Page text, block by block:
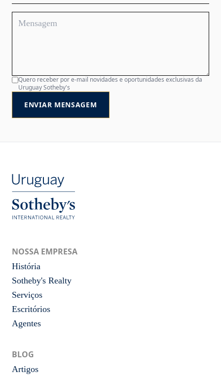
Quero receber por e-mail novidades e oportunidades exclusivas da
Uruguay Sotheby's
ENVIAR MENSAGEM
NOSSA EMPRESA
História
Sotheby's Realty
Serviços
Escritórios
Agentes
BLOG
Artigos